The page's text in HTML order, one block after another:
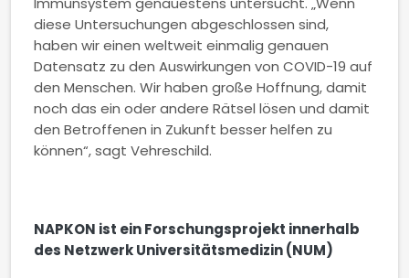
diese Untersuchungen abgeschlossen sind,
haben wir einen weltweit einmalig genauen
Datensatz zu den Auswirkungen von COVID-19 auf
den Menschen. Wir haben große Hoffnung, damit
noch das ein oder andere Rätsel lösen und damit
den Betroffenen in Zukunft besser helfen zu
können“, sagt Vehreschild.
NAPKON ist ein Forschungsprojekt innerhalb
des Netzwerk Universitätsmedizin (NUM)